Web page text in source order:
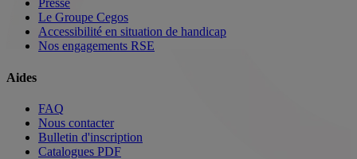
Presse
Le Groupe Cegos
Accessibilité en situation de handicap
Nos engagements RSE
Aides
FAQ
Nous contacter
Bulletin d'inscription
Catalogues PDF